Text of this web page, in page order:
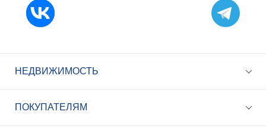
НЕДВИЖИМОСТЬ
ПОКУПАТЕЛЯМ